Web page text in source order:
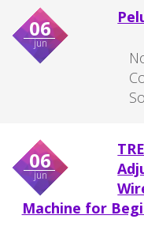
06
jun
06
jun
Machine for